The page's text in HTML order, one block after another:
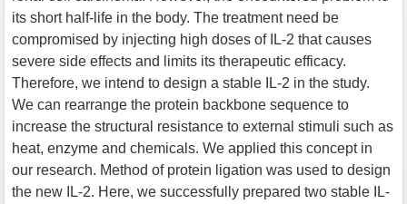
its short half-life in the body. The treatment need be
compromised by injecting high doses of IL-2 that causes
severe side effects and limits its therapeutic efficacy.
Therefore, we intend to design a stable IL-2 in the study.
We can rearrange the protein backbone sequence to
increase the structural resistance to external stimuli such as
heat, enzyme and chemicals. We applied this concept in
our research. Method of protein ligation was used to design
the new IL-2. Here, we successfully prepared two stable IL-